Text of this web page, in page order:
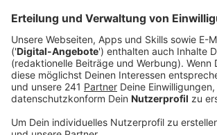
November? Unfassbar! Die 5.